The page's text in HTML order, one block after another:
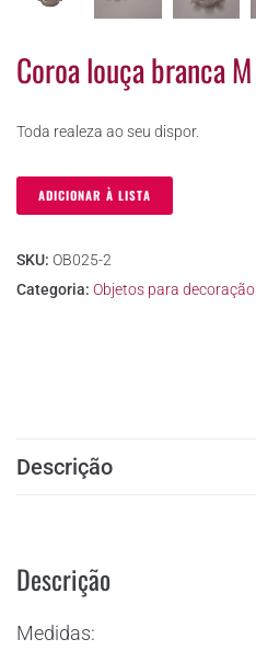
Coroa louça branca M
Toda realeza ao seu dispor.
ADICIONAR À LISTA
SKU: OB025-2
Categoria: Objetos para decoração
Descrição
Descrição
Medidas: